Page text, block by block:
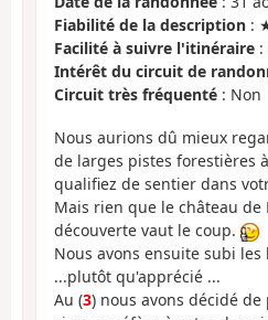
Fiabilité de la description :
Facilité à suivre l'itinéraire
Intérêt du circuit de
Circuit très fréquenté : Non
Nous aurions dû mieux
de larges pistes forestières
qualifiez de sentier dans
Mais rien que le château de
découverte vaut le coup.
Nous avons ensuite subi les
...plutôt qu'apprécié ...
Au (3) nous avons décidé